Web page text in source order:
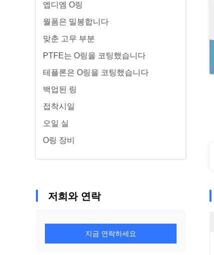
엡디엠 O링
월폼은 밀봉합니다
맞춘 고무 부분
PTFE는 O링을 코팅했습니다
테플론은 O링을 코팅했습니다
백업된 링
접착시일
오일 실
O링 장비
저희와 연락
지금 연락하세요